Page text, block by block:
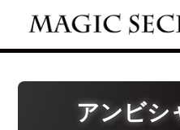
アンビシ